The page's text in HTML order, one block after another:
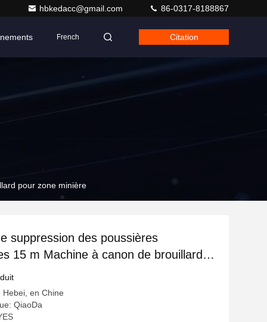
hbkedacc@gmail.com 86-0317-8188867
French Citation
pour zone minière
suppression des poussières
15 m Machine à canon de brouillard
en Chine
QiaoDa